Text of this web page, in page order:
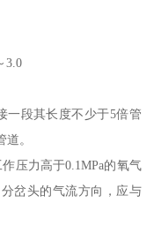
3.0
一段其长度不少于5倍管
。
压力高于0.1MPa的氧气
岔头的气流方向，应与